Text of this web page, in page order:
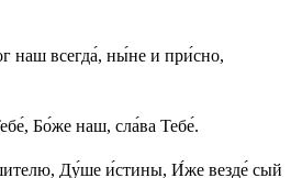
наш всегда́, ны́не и при́сно,
Бо́же наш, сла́ва Тебе́.
Ду́ше и́стины, И́же везде́ сый